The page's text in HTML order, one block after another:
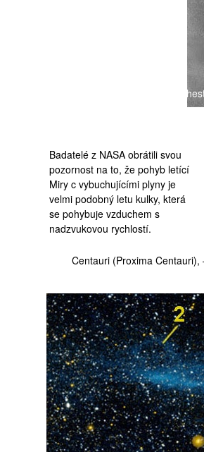
foto Andrew Davidhazy/
Badatelé z NASA obrátili svou
pozornost na to, že pohyb letící
Miry c vybuchujícími plyny je
velmi podobný letu kulky, která
se pohybuje vzduchem s
nadzvukovou rychlostí.
Centauri (Proxima